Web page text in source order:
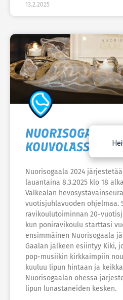
13.2.2025
NUORISOGAALA
KOUVOLASSA
Nuorisogaala 2024
lauantaina 8.3.2025 klo 18
Valkealan
vuotisjuhlavuoden ohjelmaa.
ravikoulutoiminnan 20-
kun poniravikoulu starttasi
ensimmäinen Nuorisogaala
Gaalan jälkeen esiintyy Kiki,
pop-musiikin kirkkaimpiin
kuuluu lipun hintaan ja
Nuorisogaalan ohessa
lipun lunastaneiden kesken.